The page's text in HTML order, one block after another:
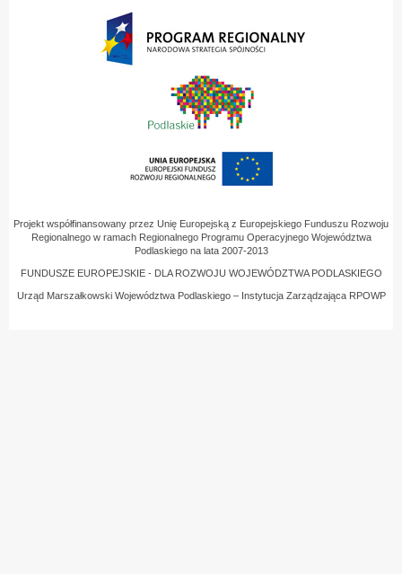
Projekt współfinansowany przez Unię Europejską z Europejskiego Funduszu Rozwoju
Regionalnego w ramach Regionalnego Programu Operacyjnego Województwa
Podlaskiego na lata 2007-2013
FUNDUSZE EUROPEJSKIE - DLA ROZWOJU WOJEWÓDZTWA PODLASKIEGO
Urząd Marszałkowski Województwa Podlaskiego – Instytucja Zarządzająca RPOWP